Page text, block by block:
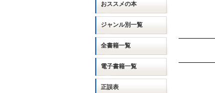
おススメの本
ジャンル別一覧
全書籍一覧
電子書籍一覧
正誤表